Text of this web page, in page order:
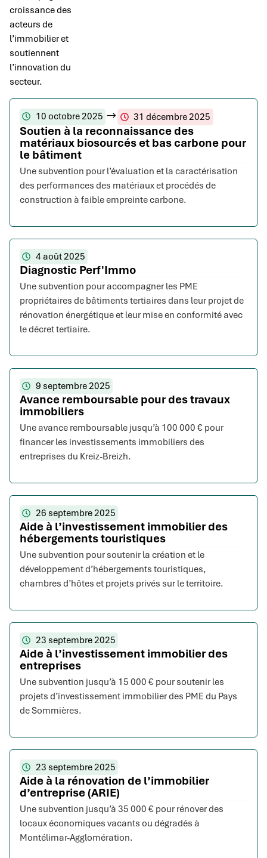
croissance des
acteurs de
l’immobilier et
soutiennent
l’innovation du
secteur.
10 octobre 2025 31 décembre 2025
Soutien à la reconnaissance des
matériaux biosourcés et bas carbone pour
le bâtiment
Une subvention pour l’évaluation et la caractérisation
des performances des matériaux et procédés de
construction à faible empreinte carbone.
4 août 2025
Diagnostic Perf'Immo
Une subvention pour accompagner les PME
propriétaires de bâtiments tertiaires dans leur projet de
rénovation énergétique et leur mise en conformité avec
le décret tertiaire.
9 septembre 2025
Avance remboursable pour des travaux
immobiliers
Une avance remboursable jusqu’à 100 000 € pour
financer les investissements immobiliers des
entreprises du Kreiz-Breizh.
26 septembre 2025
Aide à l’investissement immobilier des
hébergements touristiques
Une subvention pour soutenir la création et le
développement d’hébergements touristiques,
chambres d’hôtes et projets privés sur le territoire.
23 septembre 2025
Aide à l’investissement immobilier des
entreprises
Une subvention jusqu’à 15 000 € pour soutenir les
projets d’investissement immobilier des PME du Pays
de Sommières.
23 septembre 2025
Aide à la rénovation de l’immobilier
d’entreprise (ARIE)
Une subvention jusqu’à 35 000 € pour rénover des
locaux économiques vacants ou dégradés à
Montélimar-Agglomération.